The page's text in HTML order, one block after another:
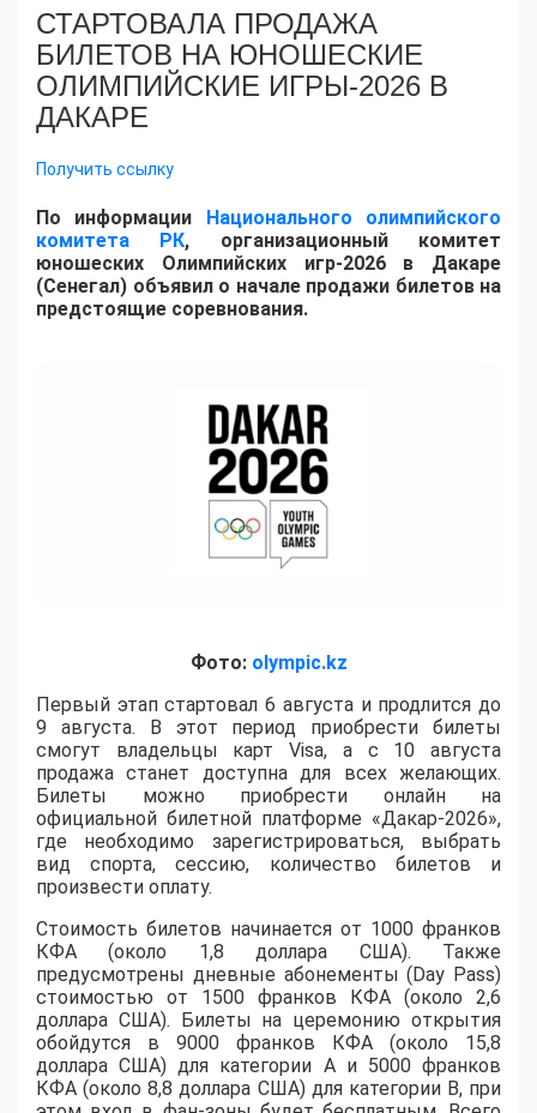
СТАРТОВАЛА ПРОДАЖА
БИЛЕТОВ НА ЮНОШЕСКИЕ
ОЛИМПИЙСКИЕ ИГРЫ-2026 В
ДАКАРЕ
Получить ссылку
По информации Национального олимпийского
комитета РК, организационный комитет
юношеских Олимпийских игр-2026 в Дакаре
(Сенегал) объявил о начале продажи билетов на
предстоящие соревнования.
Фото: olympic.kz
Первый этап стартовал 6 августа и продлится до
9 августа. В этот период приобрести билеты
смогут владельцы карт Visa, а с 10 августа
продажа станет доступна для всех желающих.
Билеты можно приобрести онлайн на
официальной билетной платформе «Дакар-2026»,
где необходимо зарегистрироваться, выбрать
вид спорта, сессию, количество билетов и
произвести оплату.
Стоимость билетов начинается от 1000 франков
КФА (около 1,8 доллара США). Также
предусмотрены дневные абонементы (Day Pass)
стоимостью от 1500 франков КФА (около 2,6
доллара США). Билеты на церемонию открытия
обойдутся в 9000 франков КФА (около 15,8
доллара США) для категории A и 5000 франков
КФА (около 8,8 доллара США) для категории B, при